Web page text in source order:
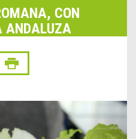
CON
ANDALUZA